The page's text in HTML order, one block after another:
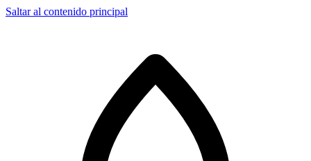
Saltar al contenido principal